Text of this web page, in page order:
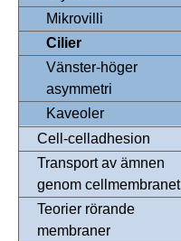
Mikrovilli
Cilier
Vänster-höger
asymmetri
Kaveoler
Cell-celladhesion
Transport av ämnen
genom cellmembranet
Teorier rörande
membraner